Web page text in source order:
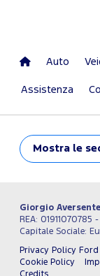
Auto
Assistenza
Mostra le
Giorgio Aversente
REA: 01911070785
Capitale Sociale:
Privacy Policy
Cookie Policy